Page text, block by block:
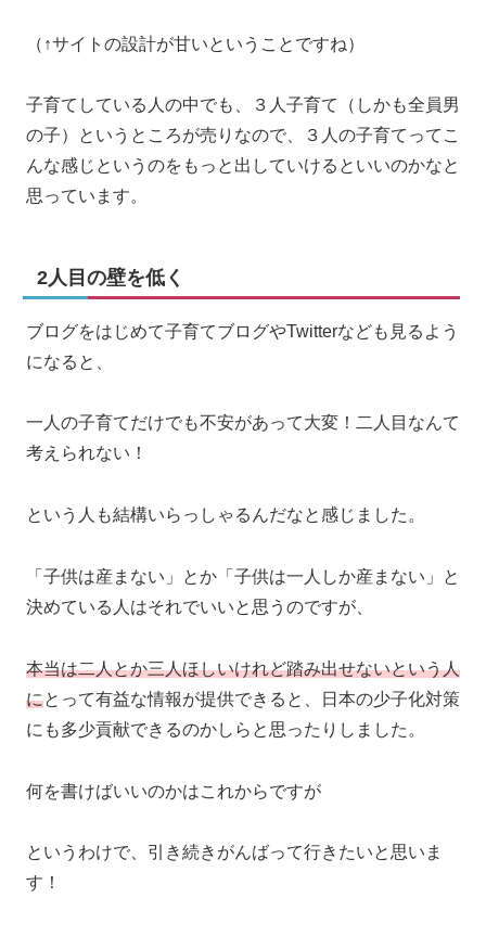
（↑サイトの設計が甘いということですね）
子育てしている人の中でも、３人子育て（しかも全員男
の子）というところが売りなので、３人の子育てってこ
んな感じというのをもっと出していけるといいのかなと
思っています。
2人目の壁を低く
ブログをはじめて子育てブログやTwitterなども見るよう
になると、
一人の子育てだけでも不安があって大変！二人目なんて
考えられない！
という人も結構いらっしゃるんだなと感じました。
「子供は産まない」とか「子供は一人しか産まない」と
決めている人はそれでいいと思うのですが、
本当は二人とか三人ほしいけれど踏み出せないという人
にとって有益な情報が提供できると、日本の少子化対策
にも多少貢献できるのかしらと思ったりしました。
何を書けばいいのかはこれからですが
というわけで、引き続きがんばって行きたいと思いま
す！